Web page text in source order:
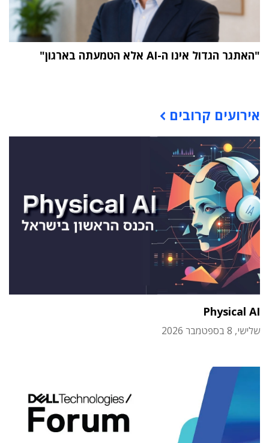
"האתגר הגדול אינו ה-AI אלא הטמעתה בארגון"
אירועים קרובים
Physical AI
שלישי, 8 בספטמבר 2026